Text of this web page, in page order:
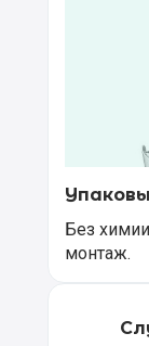
Без
монтаж.